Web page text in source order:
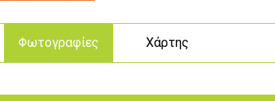
Φωτογραφίες Χάρτης